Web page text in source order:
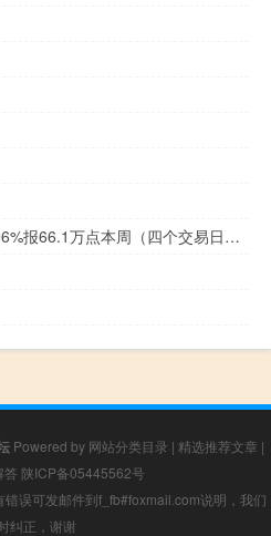
阿根廷MERVAL指数收涨5.96%报66.1万点本周（四个交易日）累计上涨3.61%
Powered by 网站分类目录 | 精选推荐文章 |
答 陕ICP备05445562号
误可发邮件到f_fb#foxmail.com说明，我们
纠正，谢谢